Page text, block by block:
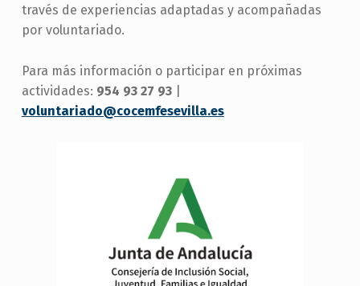
través de experiencias adaptadas y acompañadas
por voluntariado.
Para más información o participar en próximas
actividades: 954 93 27 93|
voluntariado@cocemfesevilla.es